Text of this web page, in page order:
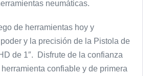
neumáticas.
de herramientas hoy y
y la precisión de la Pistola de
de 1″. Disfrute de la confianza
confiable y de primera